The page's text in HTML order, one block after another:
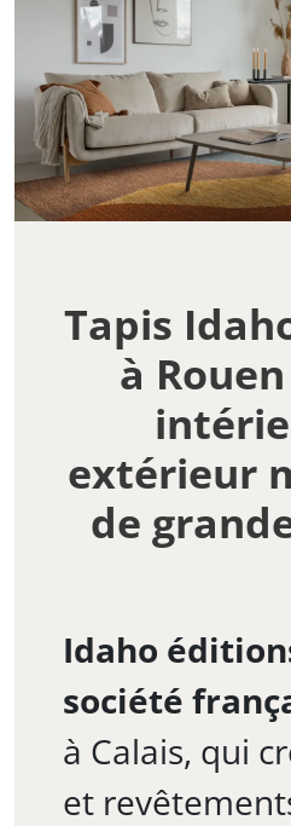
Tapis
à
extérieur
de
Idaho
société
à Calais, qui
et